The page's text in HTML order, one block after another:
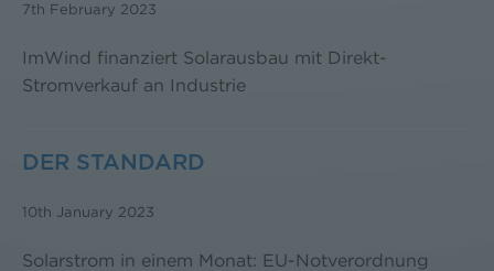
7th February 2023
ImWind finanziert Solarausbau mit Direkt-
Stromverkauf an Industrie
DER STANDARD
10th January 2023
Solarstrom in einem Monat: EU-Notverordnung